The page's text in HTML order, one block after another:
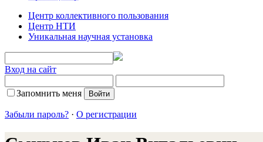
Центр коллективного пользования
Центр НТИ
Уникальная научная установка
Вход на сайт
Запомнить меня
Забыли пароль? · О регистрации